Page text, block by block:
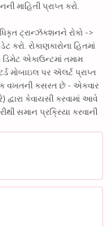
માહિતી પ્રાપ્ત કરો.
ટ્રાન્ઝૅક્શનને રોકો ->
કરો. રોકાણકારોના હિતમાં
ડિમેટ એકાઉન્ટમાં તમામ
મોબાઇલ પર ઍલર્ટ પ્રાપ્ત
એક વખતની કસરત છે - એકવાર
કેવાયસી કરવામાં આવે
સમાન પ્રક્રિયા કરવાની